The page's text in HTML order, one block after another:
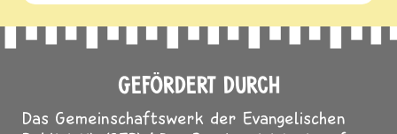
GEFÖRDERT DURCH
Das Gemeinschaftswerk der Evangelischen